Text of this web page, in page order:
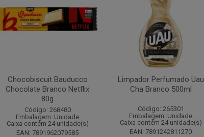
Chocobiscuit Bauducco
Chocolate Branco Netflix
80g
Código: 268480
Embalagem: Unidade
Caixa contém 24 unidade(s)
EAN: 7891962079585
Limpador Perfumado Uau
Cha Branco 500ml
Código: 265301
Embalagem: Unidade
Caixa contém 24 unidade(s)
EAN: 7891242811270